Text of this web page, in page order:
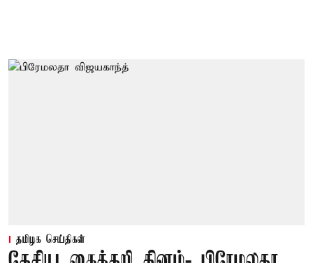
தமிழக செய்திகள்